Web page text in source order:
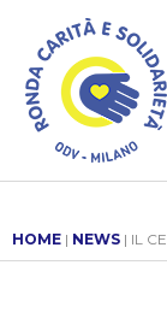
HOME | NEWS | IL